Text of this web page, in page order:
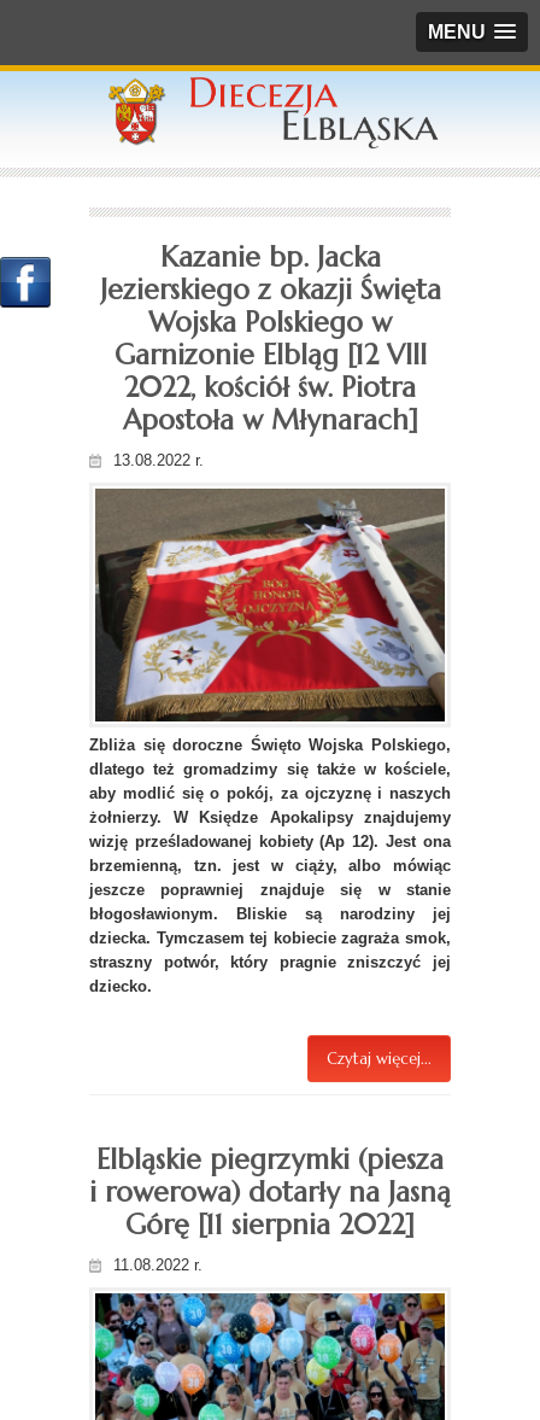
MENU
Kazanie bp. Jacka
Jezierskiego z okazji Święta
Wojska Polskiego w
Garnizonie Elbląg [12 VIII
2022, kościół św. Piotra
Apostoła w Młynarach]
13.08.2022 r.
Zbliża się doroczne Święto Wojska Polskiego,
dlatego też gromadzimy się także w kościele,
aby modlić się o pokój, za ojczyznę i naszych
żołnierzy. W Księdze Apokalipsy znajdujemy
wizję prześladowanej kobiety (Ap 12). Jest ona
brzemienną, tzn. jest w ciąży, albo mówiąc
jeszcze poprawniej znajduje się w stanie
błogosławionym. Bliskie są narodziny jej
dziecka. Tymczasem tej kobiecie zagraża smok,
straszny potwór, który pragnie zniszczyć jej
dziecko.
Czytaj więcej...
Elbląskie piegrzymki (piesza
i rowerowa) dotarły na Jasną
Górę [11 sierpnia 2022]
11.08.2022 r.